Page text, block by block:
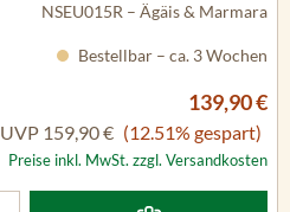
NSEU015R – Ägäis & Marmara
Bestellbar – ca. 3 Wochen
139,90 €
UVP 159,90 € (12.51% gespart)
Preise inkl. MwSt. zzgl. Versandkosten